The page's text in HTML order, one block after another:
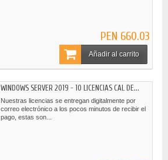
PEN 660.03
Añadir al carrito
WINDOWS SERVER 2019 - 10 LICENCIAS CAL DE...
Nuestras licencias se entregan digitalmente por
correo electrónico a los pocos minutos de recibir el
pago, estas son...